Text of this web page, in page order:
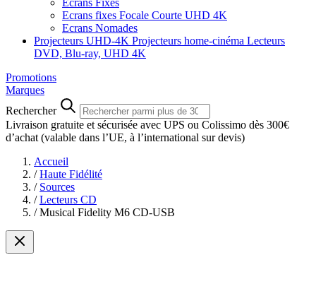
Ecrans Fixes
Ecrans fixes Focale Courte UHD 4K
Ecrans Nomades
Projecteurs UHD-4K Projecteurs home-cinéma Lecteurs
DVD, Blu-ray, UHD 4K
Promotions
Marques
Rechercher
Livraison gratuite et sécurisée avec UPS ou Colissimo dès 300€
d’achat (valable dans l’UE, à l’international sur devis)
Accueil
/ Haute Fidélité
/ Sources
/ Lecteurs CD
/ Musical Fidelity M6 CD-USB